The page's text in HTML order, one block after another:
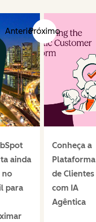
AnteriorPróximo
ainda
no
para
Conheça a
Plataforma
de Clientes
com IA
Agêntica